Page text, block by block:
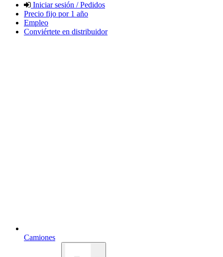
Iniciar sesión / Pedidos
Precio fijo por 1 año
Empleo
Conviértete en distribuidor
Camiones